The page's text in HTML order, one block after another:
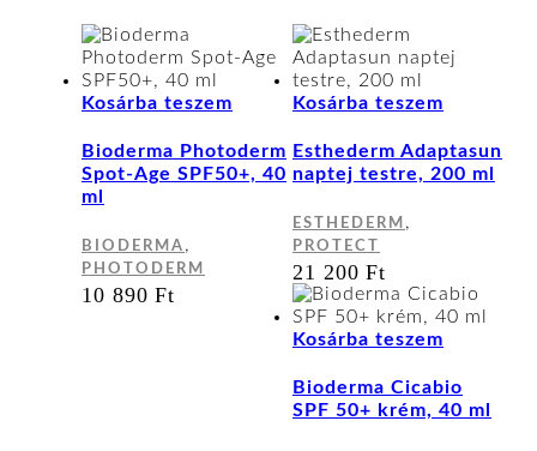
Kosárba teszem
Bioderma Photoderm
Spot-Age SPF50+, 40
ml
BIODERMA ,
PHOTODERM
10 890Ft
Kosárba teszem
Esthederm Adaptasun
naptej testre, 200 ml
ESTHEDERM ,
PROTECT
21 200Ft
Kosárba teszem
Bioderma Cicabio
SPF 50+ krém, 40 ml